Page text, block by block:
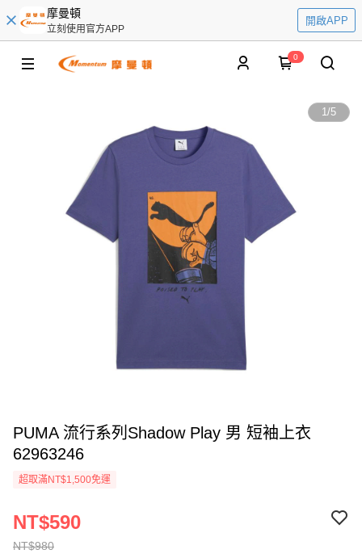
摩曼頓
立刻使用官方APP
開啟APP
0
1/5
PUMA 流行系列Shadow Play 男 短袖上衣
62963246
超取滿NT$1,500免運
NT$980
NT$590